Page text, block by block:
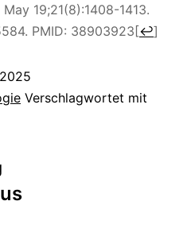
19;21(8):1408-1413.
PMID: 38903923[↩]
Verschlagwortet mit